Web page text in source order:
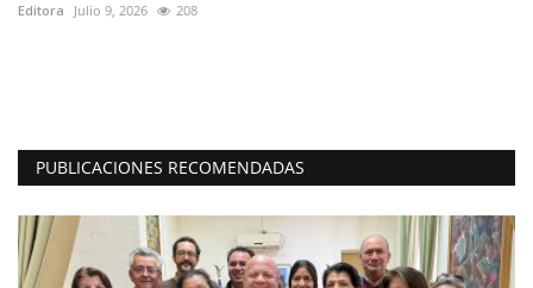
Editora Julio 9, 2026 208
PUBLICACIONES RECOMENDADAS